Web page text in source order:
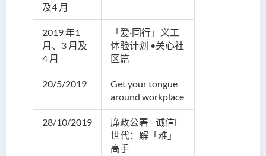
及4 月
2019 年1
月、3 月及
4 月
「爱·同行」义工
体验计划 •关心社
区篇
20/5/2019
Get your tongue
around workplace
28/10/2019
廉政公署 - 诚信i
世代：解「难」
高手